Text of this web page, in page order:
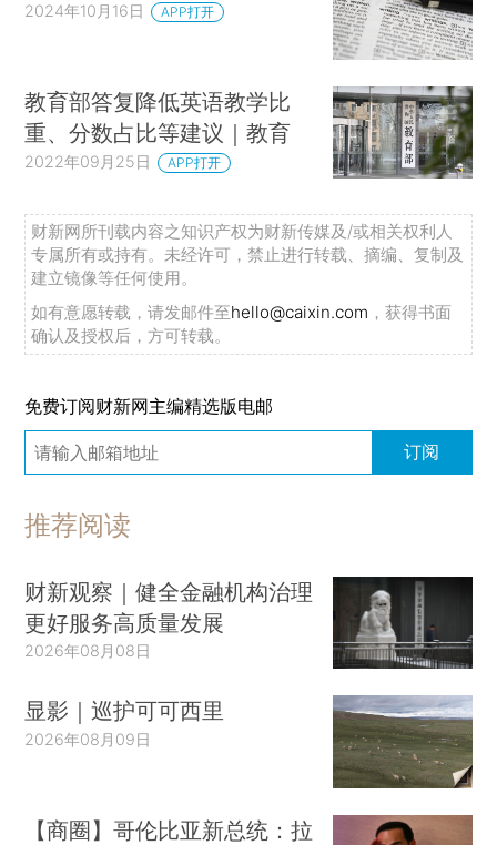
2024年10月16日 APP打开
教育部答复降低英语教学比
重、分数占比等建议｜教育
2022年09月25日 APP打开
财新网所刊载内容之知识产权为财新传媒及/或相关权利人
专属所有或持有。未经许可，禁止进行转载、摘编、复制及
建立镜像等任何使用。
如有意愿转载，请发邮件至hello@caixin.com ，获得书面
确认及授权后，方可转载。
免费订阅财新网主编精选版电邮
订阅
推荐阅读
财新观察｜健全金融机构治理
更好服务高质量发展
2026年08月08日
显影｜巡护可可西里
2026年08月09日
【商圈】哥伦比亚新总统：拉